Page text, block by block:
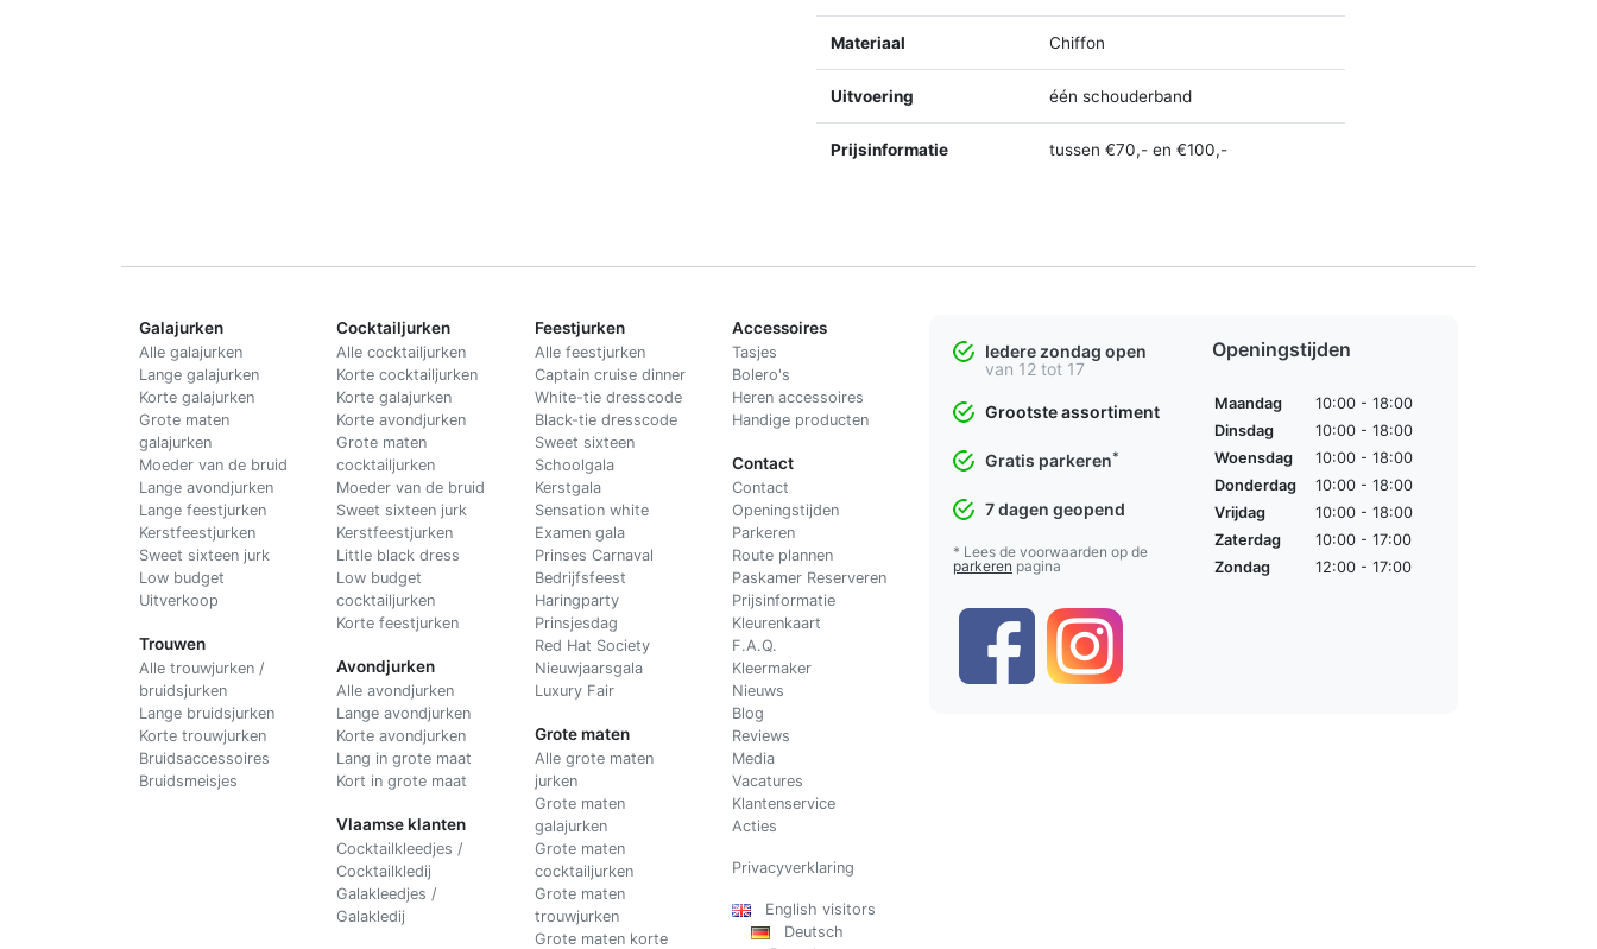
Materiaal Chiffon
Uitvoering één schouderband
Prijsinformatie tussen €70,- en €100,-
Galajurken
Alle galajurken
Lange galajurken
Korte galajurken
Grote maten
galajurken
Moeder van de bruid
Lange avondjurken
Lange feestjurken
Kerstfeestjurken
Sweet sixteen jurk
Low budget
Uitverkoop
Trouwen
Alle trouwjurken /
bruidsjurken
Lange bruidsjurken
Korte trouwjurken
Bruidsaccessoires
Bruidsmeisjes
Cocktailjurken
Alle cocktailjurken
Korte cocktailjurken
Korte galajurken
Korte avondjurken
Grote maten
cocktailjurken
Moeder van de bruid
Sweet sixteen jurk
Kerstfeestjurken
Little black dress
Low budget
cocktailjurken
Korte feestjurken
Avondjurken
Alle avondjurken
Lange avondjurken
Korte avondjurken
Lang in grote maat
Kort in grote maat
Vlaamse klanten
Cocktailkleedjes /
Cocktailkledij
Galakleedjes /
Galakledij
Feestjurken
Alle feestjurken
Captain cruise dinner
White-tie dresscode
Black-tie dresscode
Sweet sixteen
Schoolgala
Kerstgala
Sensation white
Examen gala
Prinses Carnaval
Bedrijfsfeest
Haringparty
Prinsjesdag
Red Hat Society
Nieuwjaarsgala
Luxury Fair
Grote maten
Alle grote maten
jurken
Grote maten
galajurken
Grote maten
cocktailjurken
Grote maten
trouwjurken
Grote maten korte
Accessoires
Tasjes
Bolero's
Heren accessoires
Handige producten
Contact
Contact
Openingstijden
Parkeren
Route plannen
Paskamer Reserveren
Prijsinformatie
Kleurenkaart
F.A.Q.
Kleermaker
Nieuws
Blog
Reviews
Media
Vacatures
Klantenservice
Acties
Privacyverklaring
English visitors
Deutsch
Iedere zondag open
van 12 tot 17
Grootste assortiment
Gratis parkeren*
7 dagen geopend
* Lees de voorwaarden op de
parkeren pagina
Openingstijden
Maandag
10:00 - 18:00
Dinsdag
10:00 - 18:00
Woensdag
10:00 - 18:00
Donderdag
10:00 - 18:00
Vrijdag
10:00 - 18:00
Zaterdag
10:00 - 17:00
Zondag
12:00 - 17:00